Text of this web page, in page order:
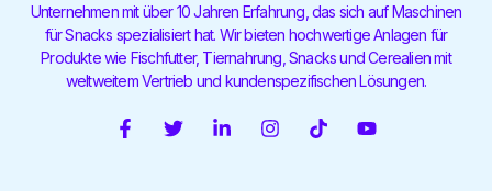
Unternehmen mit über 10 Jahren Erfahrung, das sich auf Maschinen
für Snacks spezialisiert hat. Wir bieten hochwertige Anlagen für
Produkte wie Fischfutter, Tiernahrung, Snacks und Cerealien mit
weltweitem Vertrieb und kundenspezifischen Lösungen.
F
T
V
I
T
Y